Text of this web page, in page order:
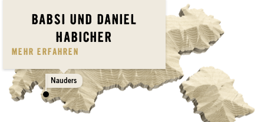
Nauders
BABSI UND DANIEL
HABICHER
MEHR ERFAHREN